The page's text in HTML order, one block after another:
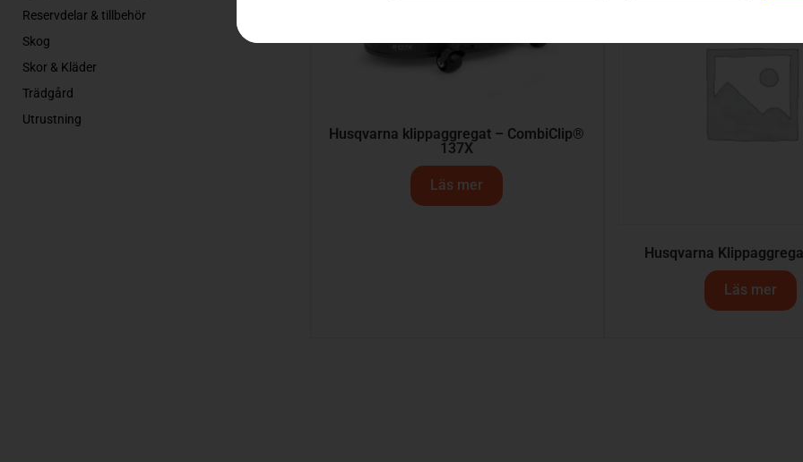
Reservdelar & tillbehör
Skog
Skor & Kläder
Trädgård
Utrustning
Husqvarna klippaggregat – CombiClip®
137X
Läs mer
Husqvarna
Läs mer